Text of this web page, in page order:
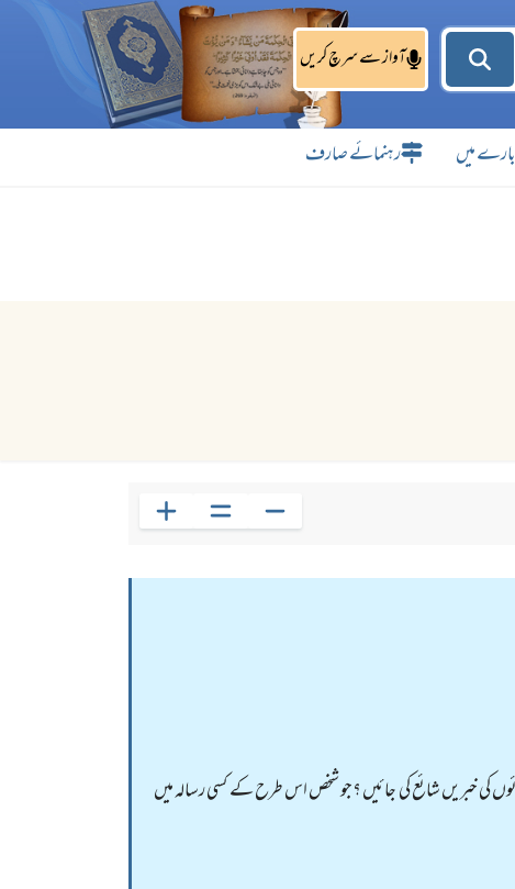
آواز سے سرچ کریں
میں رہنمائے صارف
کی خبریں شائع کی جائیں ؟جو شخص اس طرح کے کسی رسالہ میں